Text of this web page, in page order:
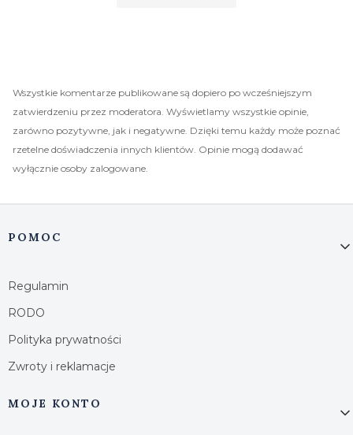
Wszystkie komentarze publikowane są dopiero po wcześniejszym
zatwierdzeniu przez moderatora. Wyświetlamy wszystkie opinie,
zarówno pozytywne, jak i negatywne. Dzięki temu każdy może poznać
rzetelne doświadczenia innych klientów. Opinie mogą dodawać
wyłącznie osoby zalogowane.
Linki w stopce
POMOC
Regulamin
RODO
Polityka prywatności
Zwroty i reklamacje
MOJE KONTO